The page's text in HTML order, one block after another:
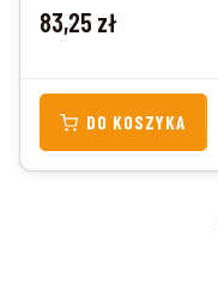
Cena
83,25 zł
DO KOSZYKA